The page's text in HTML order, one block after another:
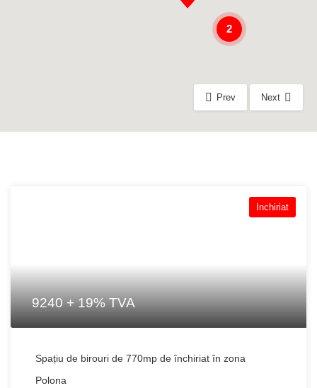
2
Prev Next
Inchiriat
9240 + 19% TVA
Spațiu de birouri de 770mp de închiriat în zona
Polona